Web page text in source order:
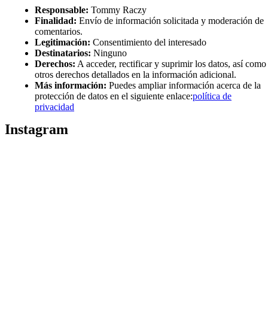
Responsable: Tommy Raczy
Finalidad: Envío de información solicitada y moderación de
comentarios.
Legitimación: Consentimiento del interesado
Destinatarios: Ninguno
Derechos: A acceder, rectificar y suprimir los datos, así como
otros derechos detallados en la información adicional.
Más información: Puedes ampliar información acerca de la
protección de datos en el siguiente enlace:política de
privacidad
Instagram